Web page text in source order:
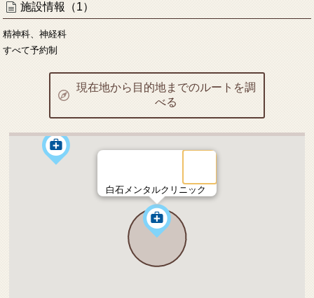
施設情報（1）
精神科、神経科
すべて予約制
現在地から目的地までのルートを調
べる
白石メンタルクリニック